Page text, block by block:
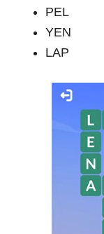
PEL
YEN
LAP